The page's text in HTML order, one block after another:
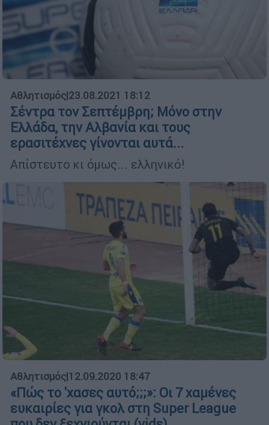
Αθλητισμός|23.08.2021 18:12
Σέντρα τον Σεπτέμβρη; Μόνο στην
Ελλάδα, την Αλβανία και τους
ερασιτέχνες γίνονται αυτά...
Απίστευτο κι όμως... ελληνικό!
Αθλητισμός|12.09.2020 18:47
«Πώς το 'χασες αυτό;;;»: Οι 7 χαμένες
ευκαιρίες για γκολ στη Super League